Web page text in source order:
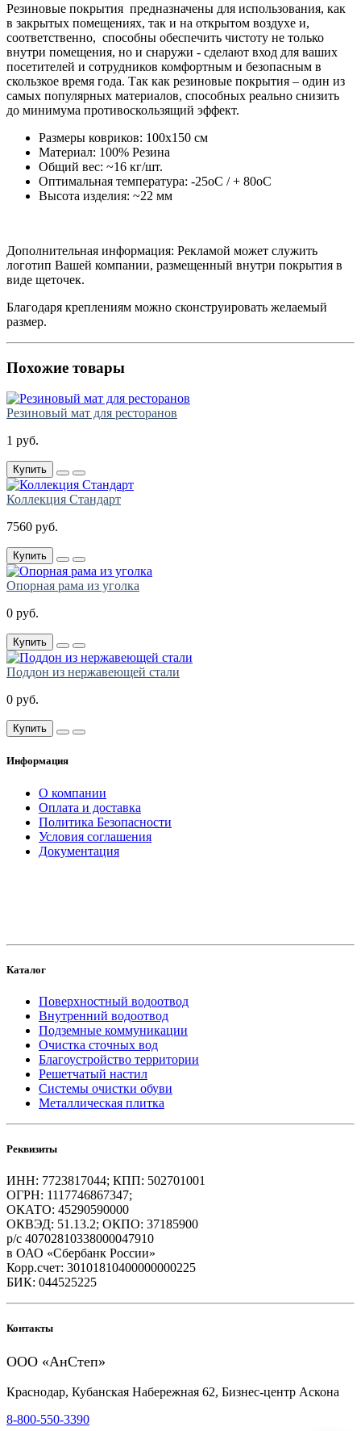
Резиновые покрытия предназначены для использования, как
в закрытых помещениях, так и на открытом воздухе и,
соответственно, способны обеспечить чистоту не только
внутри помещения, но и снаружи - сделают вход для ваших
посетителей и сотрудников комфортным и безопасным в
скользкое время года. Так как резиновые покрытия – один из
самых популярных материалов, способных реально снизить
до минимума противоскользящий эффект.
Размеры ковриков: 100x150 см
Материал: 100% Резина
Общий вес: ~16 кг/шт.
Оптимальная температура: -25оC / + 80оC
Высота изделия: ~22 мм
Дополнительная информация: Рекламой может служить
логотип Вашей компании, размещенный внутри покрытия в
виде щеточек.
Благодаря креплениям можно сконструировать желаемый
размер.
Похожие товары
Резиновый мат для ресторанов
1 руб.
Купить
Коллекция Стандарт
7560 руб.
Купить
Опорная рама из уголка
0 руб.
Купить
Поддон из нержавеющей стали
0 руб.
Купить
Информация
О компании
Оплата и доставка
Политика Безопасности
Условия соглашения
Документация
Каталог
Поверхностный водоотвод
Внутренний водоотвод
Подземные коммуникации
Очистка сточных вод
Благоустройство территории
Решетчатый настил
Системы очистки обуви
Металлическая плитка
Реквизиты
ИНН: 7723817044; КПП: 502701001
ОГРН: 1117746867347;
ОКАТО: 45290590000
ОКВЭД: 51.13.2; ОКПО: 37185900
р/с 40702810338000047910
в ОАО «Сбербанк России»
Корр.счет: 30101810400000000225
БИК: 044525225
Контакты
ООО «АнСтеп»
Краснодар, Кубанская Набережная 62, Бизнес-центр Аскона
8-800-550-3390